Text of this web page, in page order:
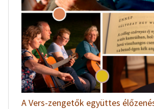
A Vers-zengetők együttes